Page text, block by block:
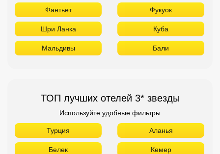
Фантьет Фукуок
Шри Ланка Куба
Мальдивы Бали
ТОП лучших отелей 3* звезды
Используйте удобные фильтры
Турция Аланья
Белек Кемер